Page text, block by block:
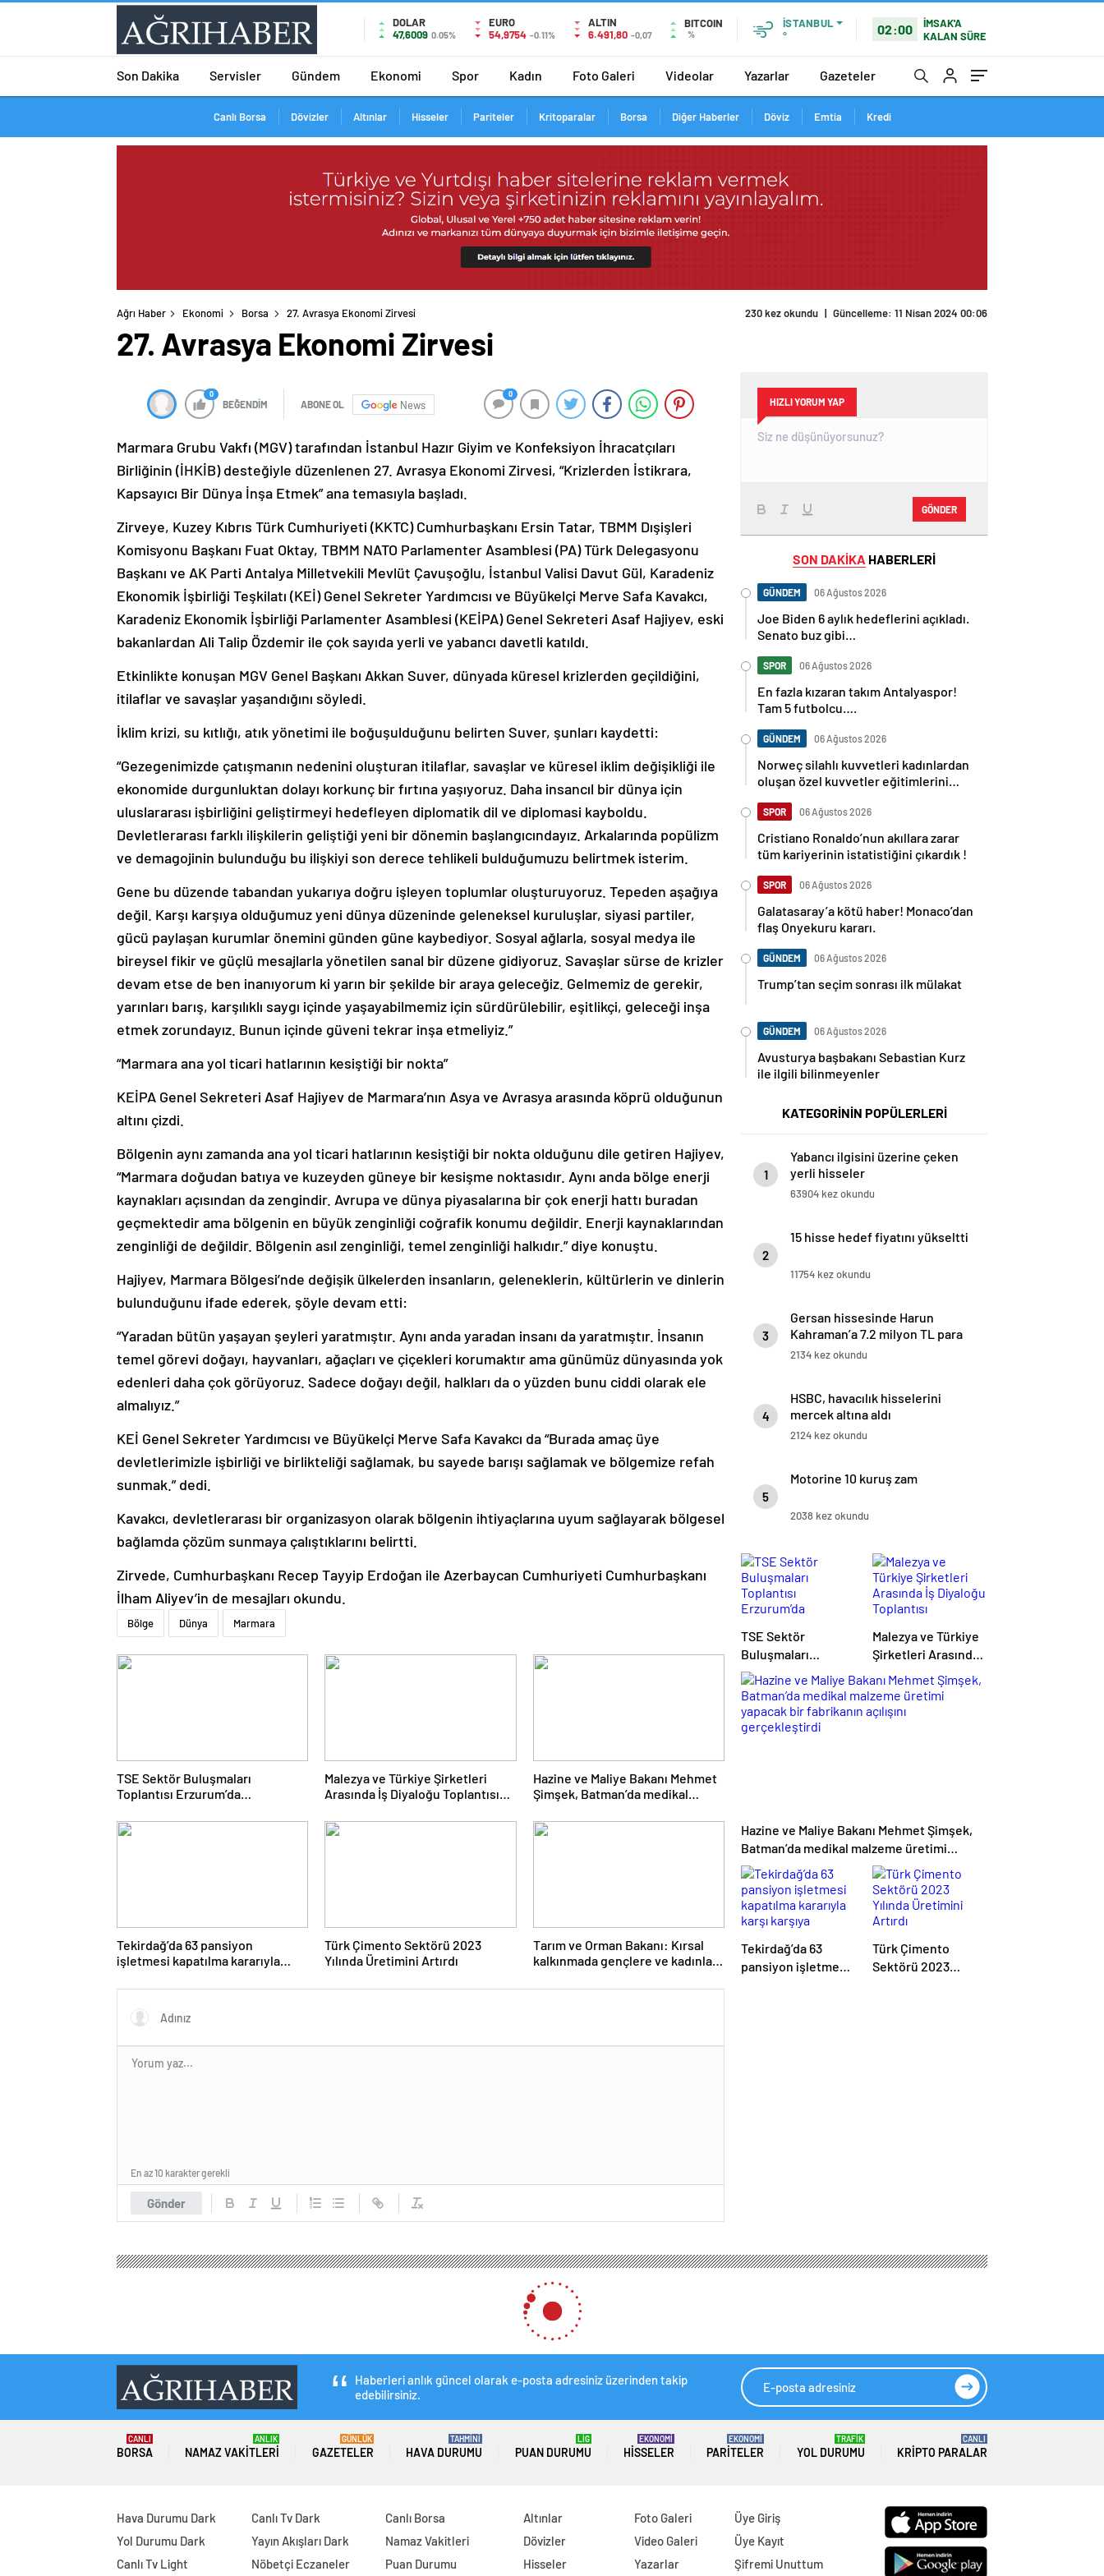
DOLAR
47,6009 0.05%
EURO
54,9754 -0.11%
ALTIN
6.491,80 -0,07
BITCOIN
%
İSTANBUL
°
02:00
İMSAK'A
KALAN SÜRE
Son Dakika Servisler Gündem Ekonomi Spor Kadın Foto Galeri Videolar Yazarlar Gazeteler
Canlı Borsa Dövizler Altınlar Hisseler Pariteler Kritoparalar Borsa Diğer Haberler Döviz Emtia Kredi
Ağrı Haber Ekonomi Borsa 27. Avrasya Ekonomi Zirvesi 230 kez okundu | Güncelleme: 11 Nisan 2024 00:06
27. Avrasya Ekonomi Zirvesi
0
BEĞENDİM ABONE OL News
0
Marmara Grubu Vakfı (MGV) tarafından İstanbul Hazır Giyim ve Konfeksiyon İhracatçıları
Birliğinin (İHKİB) desteğiyle düzenlenen 27. Avrasya Ekonomi Zirvesi, “Krizlerden İstikrara,
Kapsayıcı Bir Dünya İnşa Etmek” ana temasıyla başladı.
Zirveye, Kuzey Kıbrıs Türk Cumhuriyeti (KKTC) Cumhurbaşkanı Ersin Tatar, TBMM Dışişleri
Komisyonu Başkanı Fuat Oktay, TBMM NATO Parlamenter Asamblesi (PA) Türk Delegasyonu
Başkanı ve AK Parti Antalya Milletvekili Mevlüt Çavuşoğlu, İstanbul Valisi Davut Gül, Karadeniz
Ekonomik İşbirliği Teşkilatı (KEİ) Genel Sekreter Yardımcısı ve Büyükelçi Merve Safa Kavakcı,
Karadeniz Ekonomik İşbirliği Parlamenter Asamblesi (KEİPA) Genel Sekreteri Asaf Hajiyev, eski
bakanlardan Ali Talip Özdemir ile çok sayıda yerli ve yabancı davetli katıldı.
Etkinlikte konuşan MGV Genel Başkanı Akkan Suver, dünyada küresel krizlerden geçildiğini,
itilaflar ve savaşlar yaşandığını söyledi.
İklim krizi, su kıtlığı, atık yönetimi ile boğuşulduğunu belirten Suver, şunları kaydetti:
“Gezegenimizde çatışmanın nedenini oluşturan itilaflar, savaşlar ve küresel iklim değişikliği ile
ekonomide durgunluktan dolayı korkunç bir fırtına yaşıyoruz. Daha insancıl bir dünya için
uluslararası işbirliğini geliştirmeyi hedefleyen diplomatik dil ve diplomasi kayboldu.
Devletlerarası farklı ilişkilerin geliştiği yeni bir dönemin başlangıcındayız. Arkalarında popülizm
ve demagojinin bulunduğu bu ilişkiyi son derece tehlikeli bulduğumuzu belirtmek isterim.
Gene bu düzende tabandan yukarıya doğru işleyen toplumlar oluşturuyoruz. Tepeden aşağıya
değil. Karşı karşıya olduğumuz yeni dünya düzeninde geleneksel kuruluşlar, siyasi partiler,
gücü paylaşan kurumlar önemini günden güne kaybediyor. Sosyal ağlarla, sosyal medya ile
bireysel fikir ve güçlü mesajlarla yönetilen sanal bir düzene gidiyoruz. Savaşlar sürse de krizler
devam etse de ben inanıyorum ki yarın bir şekilde bir araya geleceğiz. Gelmemiz de gerekir,
yarınları barış, karşılıklı saygı içinde yaşayabilmemiz için sürdürülebilir, eşitlikçi, geleceği inşa
etmek zorundayız. Bunun içinde güveni tekrar inşa etmeliyiz.”
“Marmara ana yol ticari hatlarının kesiştiği bir nokta”
KEİPA Genel Sekreteri Asaf Hajiyev de Marmara’nın Asya ve Avrasya arasında köprü olduğunun
altını çizdi.
Bölgenin aynı zamanda ana yol ticari hatlarının kesiştiği bir nokta olduğunu dile getiren Hajiyev,
“Marmara doğudan batıya ve kuzeyden güneye bir kesişme noktasıdır. Aynı anda bölge enerji
kaynakları açısından da zengindir. Avrupa ve dünya piyasalarına bir çok enerji hattı buradan
geçmektedir ama bölgenin en büyük zenginliği coğrafik konumu değildir. Enerji kaynaklarından
zenginliği de değildir. Bölgenin asıl zenginliği, temel zenginliği halkıdır.” diye konuştu.
Hajiyev, Marmara Bölgesi’nde değişik ülkelerden insanların, geleneklerin, kültürlerin ve dinlerin
bulunduğunu ifade ederek, şöyle devam etti:
“Yaradan bütün yaşayan şeyleri yaratmıştır. Aynı anda yaradan insanı da yaratmıştır. İnsanın
temel görevi doğayı, hayvanları, ağaçları ve çiçekleri korumaktır ama günümüz dünyasında yok
edenleri daha çok görüyoruz. Sadece doğayı değil, halkları da o yüzden bunu ciddi olarak ele
almalıyız.”
KEİ Genel Sekreter Yardımcısı ve Büyükelçi Merve Safa Kavakcı da “Burada amaç üye
devletlerimizle işbirliği ve birlikteliği sağlamak, bu sayede barışı sağlamak ve bölgemize refah
sunmak.” dedi.
Kavakcı, devletlerarası bir organizasyon olarak bölgenin ihtiyaçlarına uyum sağlayarak bölgesel
bağlamda çözüm sunmaya çalıştıklarını belirtti.
Zirvede, Cumhurbaşkanı Recep Tayyip Erdoğan ile Azerbaycan Cumhuriyeti Cumhurbaşkanı
İlham Aliyev’in de mesajları okundu.
Bölge Dünya Marmara
TSE Sektör Buluşmaları
Toplantısı Erzurum’da
Malezya ve Türkiye Şirketleri
Arasında İş Diyaloğu Toplantısı
Hazine ve Maliye Bakanı Mehmet
Şimşek, Batman’da medikal
fabrikanın açılışını gerçekleştirdi
Tekirdağ’da 63 pansiyon
işletmesi kapatılma kararıyla
Türk Çimento Sektörü 2023
Yılında Üretimini Artırdı
Tarım ve Orman Bakanı: Kırsal
kalkınmada gençlere ve kadınlara
Gönder
En az 10 karakter gerekli
HIZLI YORUM YAP
GÖNDER
SON DAKİKA HABERLERİ
GÜNDEM 06 Ağustos 2026
Joe Biden 6 aylık hedeflerini açıkladı.
Senato buz gibi…
SPOR 06 Ağustos 2026
En fazla kızaran takım Antalyaspor!
Tam 5 futbolcu….
GÜNDEM 06 Ağustos 2026
Norweç silahlı kuvvetleri kadınlardan
oluşan özel kuvvetler eğitimlerini
SPOR 06 Ağustos 2026
Cristiano Ronaldo’nun akıllara zarar
tüm kariyerinin istatistiğini çıkardık !
SPOR 06 Ağustos 2026
Galatasaray’a kötü haber! Monaco’dan
flaş Onyekuru kararı.
GÜNDEM 06 Ağustos 2026
Trump’tan seçim sonrası ilk mülakat
GÜNDEM 06 Ağustos 2026
Avusturya başbakanı Sebastian Kurz
ile ilgili bilinmeyenler
KATEGORİNİN POPÜLERLERİ
1
Yabancı ilgisini üzerine çeken
yerli hisseler
63904 kez okundu
2
15 hisse hedef fiyatını yükseltti
11754 kez okundu
3
Gersan hissesinde Harun
Kahraman’a 7.2 milyon TL para
cezası
2134 kez okundu
4
HSBC, havacılık hisselerini
mercek altına aldı
2124 kez okundu
5
Motorine 10 kuruş zam
2038 kez okundu
TSE Sektör
Buluşmaları
Toplantısı
Erzurum’da
Gerçekleştirildi
Malezya ve Türkiye
Şirketleri Arasında
İş Diyaloğu
Toplantısı
Gerçekleştirildi
Hazine ve Maliye Bakanı Mehmet Şimşek,
Batman’da medikal malzeme üretimi
yapacak bir fabrikanın açılışını
gerçekleştirdi
Tekirdağ’da 63
pansiyon işletmesi
Türk Çimento
Sektörü 2023
Haberleri anlık güncel olarak e-posta adresiniz üzerinden takip
edebilirsiniz.
BORSA
CANLI
NAMAZ VAKITLERI
ANLIK
GAZETELER
GÜNLÜK
HAVA DURUMU
TAHMİNİ
PUAN DURUMU
LİG
HISSELER
EKONOMİ
PARITELER
EKONOMİ
YOL DURUMU
TRAFİK
KRIPTO PARALAR
CANLI
Hava Durumu Dark
Yol Durumu Dark
Canlı Tv Light
Canlı Tv Dark
Yayın Akışları Dark
Nöbetçi Eczaneler
Canlı Borsa
Namaz Vakitleri
Puan Durumu
Altınlar
Dövizler
Hisseler
Foto Galeri
Video Galeri
Yazarlar
Üye Giriş
Üye Kayıt
Şifremi Unuttum